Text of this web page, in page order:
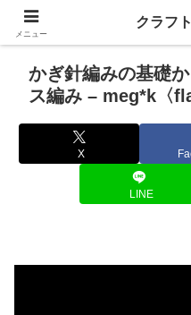
かぎ針編みの基礎
ス編み – meg*k〈
X
LINE
メニュー
クラフ